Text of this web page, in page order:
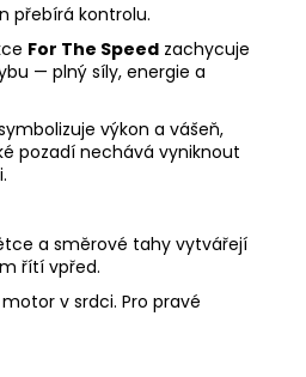
přebírá kontrolu.
For The Speed zachycuje
— plný síly, energie a
výkon a vášeň,
pozadí nechává vyniknout
a směrové tahy vytvářejí
řítí vpřed.
v srdci. Pro pravé